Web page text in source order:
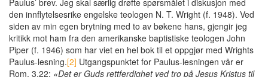
den innflytelsesrike engelske teologen N. T. Wright (f. 1948). Ved
siden av min egen brytning med to av bøkene hans, gjengir jeg
kritikk mot ham fra den amerikanske baptistiske teologen John
Piper (f. 1946) som har viet en hel bok til et oppgjør med Wrights
Paulus-lesning.[2] Utgangspunktet for Paulus-lesningen vår er
Rom. 3,22: «Det er Guds rettferdighet ved tro på Jesus Kristus til